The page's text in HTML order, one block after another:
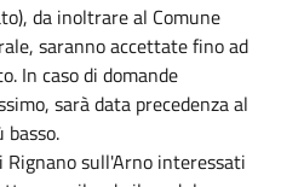
da inoltrare al Comune
saranno accettate fino ad
In caso di domande
sarà data precedenza al
basso.
Rignano sull'Arno interessati